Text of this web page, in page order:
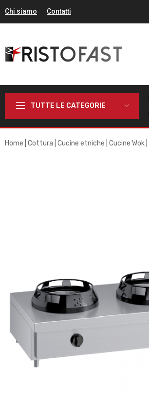
Chi siamo Contatti
TUTTE LE CATEGORIE
Home Cottura Cucine etniche Cucine Wok